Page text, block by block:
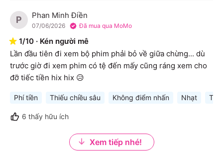
P Phan Minh Điền
07/06/2026 Đã mua qua MoMo
1/10 · Kén người mê
Lần đầu tiên đi xem bộ phim phải bỏ về giữa chừng... dù
trước giờ đi xem phim có tệ đến mấy cũng ráng xem cho
đỡ tiếc tiền hix hix 😥
Phí tiền Thiếu chiều sâu Không điểm nhấn Nhạt
6 thấy hữu ích
Xem tiếp nhé!